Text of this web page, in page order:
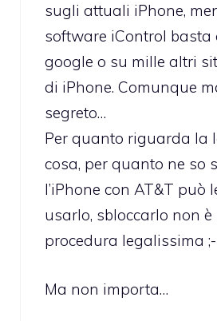
sugli attuali iPhone,
software iControl basta
google o su mille altri
di iPhone. Comunque
segreto…
Per quanto riguarda la
cosa, per quanto ne so
l’iPhone con AT&T può
usarlo, sbloccarlo non è
procedura legalissima
Ma non importa…